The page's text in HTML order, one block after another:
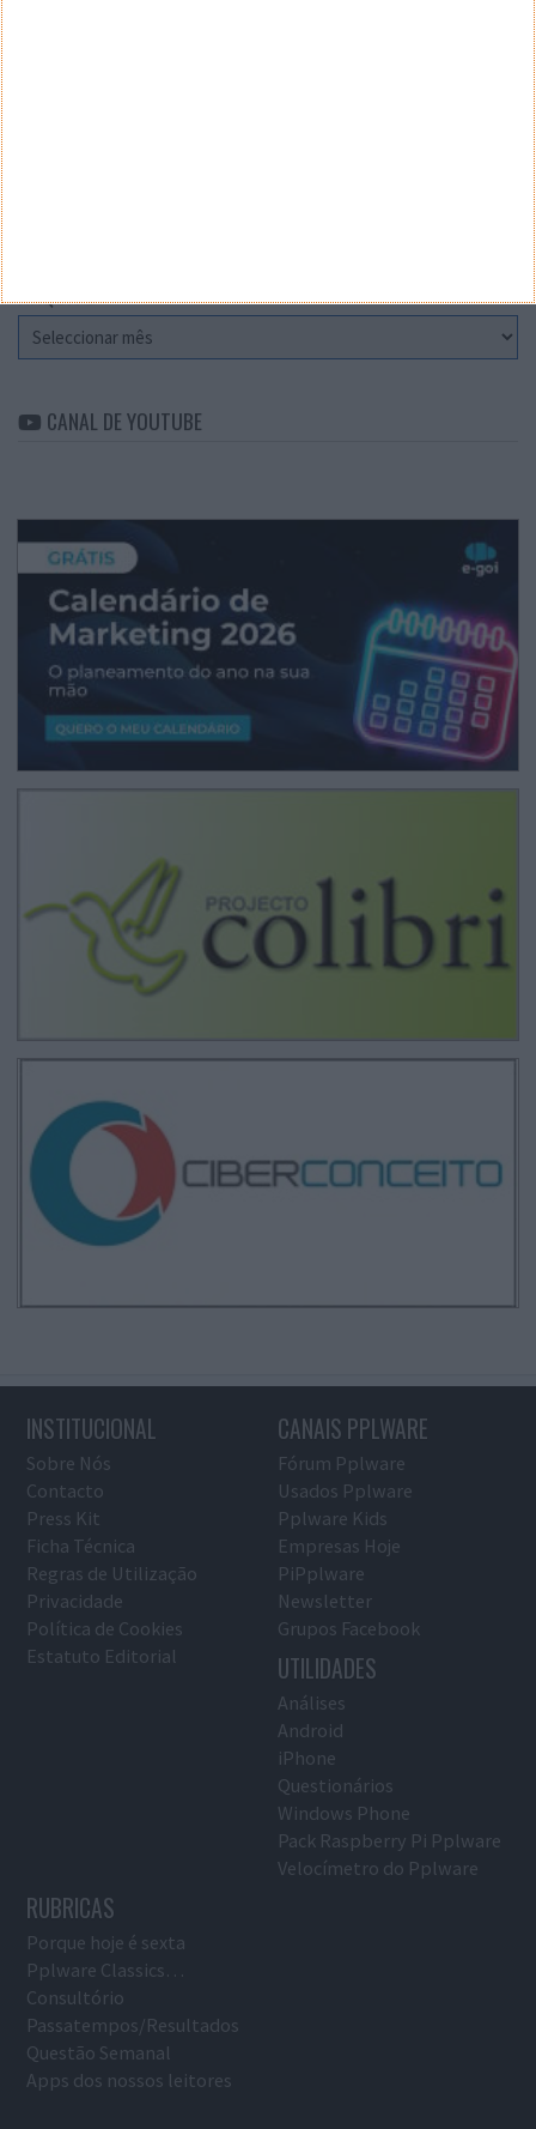
ARQUIVO
Arquivo
CANAL DE YOUTUBE
INSTITUCIONAL
Sobre Nós
Contacto
Press Kit
Ficha Técnica
Regras de Utilização
Privacidade
Política de Cookies
Estatuto Editorial
CANAIS PPLWARE
Fórum Pplware
Usados Pplware
Pplware Kids
Empresas Hoje
PiPplware
Newsletter
Grupos Facebook
UTILIDADES
Análises
Android
iPhone
Questionários
Windows Phone
Pack Raspberry Pi Pplware
Velocímetro do Pplware
RUBRICAS
Porque hoje é sexta
Pplware Classics…
Consultório
Passatempos/Resultados
Questão Semanal
Apps dos nossos leitores